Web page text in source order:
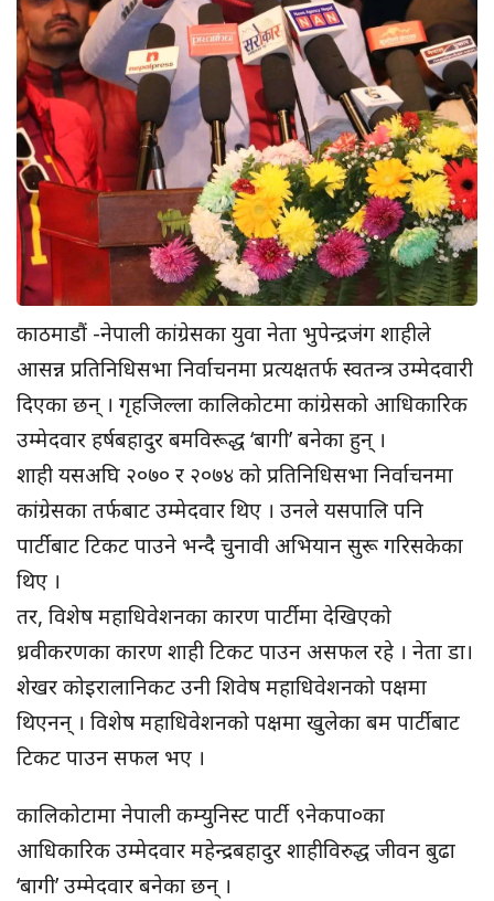
काठमाडौं -नेपाली कांग्रेसका युवा नेता भुपेन्द्रजंग शाहीले
आसन्न प्रतिनिधिसभा निर्वाचनमा प्रत्यक्षतर्फ स्वतन्त्र उम्मेदवारी
दिएका छन् । गृहजिल्ला कालिकोटमा कांग्रेसको आधिकारिक
उम्मेदवार हर्षबहादुर बमविरूद्ध ‘बागी’ बनेका हुन् ।
शाही यसअघि २०७० र २०७४ को प्रतिनिधिसभा निर्वाचनमा
कांग्रेसका तर्फबाट उम्मेदवार थिए । उनले यसपालि पनि
पार्टीबाट टिकट पाउने भन्दै चुनावी अभियान सुरू गरिसकेका
थिए ।
तर, विशेष महाधिवेशनका कारण पार्टीमा देखिएको
ध्रवीकरणका कारण शाही टिकट पाउन असफल रहे । नेता डा।
शेखर कोइरालानिकट उनी शिवेष महाधिवेशनको पक्षमा
थिएनन् । विशेष महाधिवेशनको पक्षमा खुलेका बम पार्टीबाट
टिकट पाउन सफल भए ।
कालिकोटामा नेपाली कम्युनिस्ट पार्टी ९नेकपा०का
आधिकारिक उम्मेदवार महेन्द्रबहादुर शाहीविरुद्ध जीवन बुढा
‘बागी’ उम्मेदवार बनेका छन् ।